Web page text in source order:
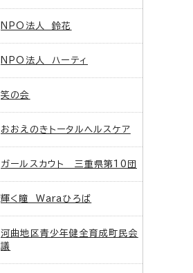
NPO法人 鈴花
NPO法人 ハーティ
笑の会
おおえのきトータルヘルスケア
ガールスカウト 三重県第10団
輝く瞳 Waraひろば
河曲地区青少年健全育成町民会
議